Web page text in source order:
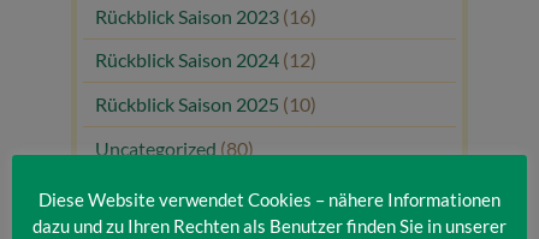
Rückblick Saison 2023 (16)
Rückblick Saison 2024 (12)
Rückblick Saison 2025 (10)
Uncategorized (80)
Unsere Gäste(1)
Diese Website verwendet Cookies – nähere Informationen
dazu und zu Ihren Rechten als Benutzer finden Sie in unserer